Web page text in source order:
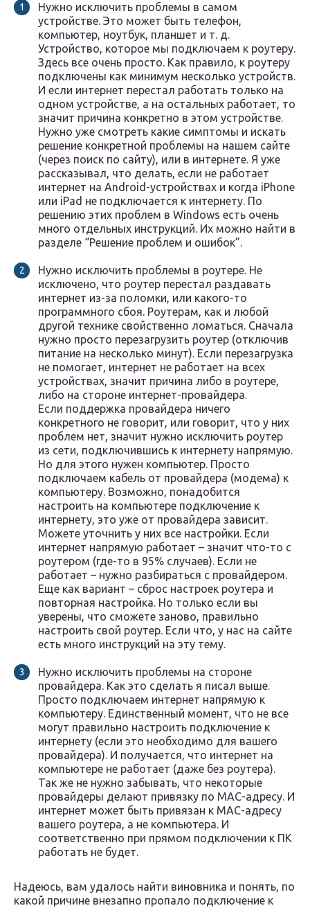
Нужно исключить проблемы в самом
устройстве. Это может быть телефон,
компьютер, ноутбук, планшет и т. д.
Устройство, которое мы подключаем к роутеру.
Здесь все очень просто. Как правило, к роутеру
подключены как минимум несколько устройств.
И если интернет перестал работать только на
одном устройстве, а на остальных работает, то
значит причина конкретно в этом устройстве.
Нужно уже смотреть какие симптомы и искать
решение конкретной проблемы на нашем сайте
(через поиск по сайту), или в интернете. Я уже
рассказывал, что делать, если не работает
интернет на Android-устройствах и когда iPhone
или iPad не подключается к интернету. По
решению этих проблем в Windows есть очень
много отдельных инструкций. Их можно найти в
разделе “Решение проблем и ошибок”.
Нужно исключить проблемы в роутере. Не
исключено, что роутер перестал раздавать
интернет из-за поломки, или какого-то
программного сбоя. Роутерам, как и любой
другой технике свойственно ломаться. Сначала
нужно просто перезагрузить роутер (отключив
питание на несколько минут). Если перезагрузка
не помогает, интернет не работает на всех
устройствах, значит причина либо в роутере,
либо на стороне интернет-провайдера.
Если поддержка провайдера ничего
конкретного не говорит, или говорит, что у них
проблем нет, значит нужно исключить роутер
из сети, подключившись к интернету напрямую.
Но для этого нужен компьютер. Просто
подключаем кабель от провайдера (модема) к
компьютеру. Возможно, понадобится
настроить на компьютере подключение к
интернету, это уже от провайдера зависит.
Можете уточнить у них все настройки. Если
интернет напрямую работает – значит что-то с
роутером (где-то в 95% случаев). Если не
работает – нужно разбираться с провайдером.
Еще как вариант – сброс настроек роутера и
повторная настройка. Но только если вы
уверены, что сможете заново, правильно
настроить свой роутер. Если что, у нас на сайте
есть много инструкций на эту тему.
Нужно исключить проблемы на стороне
провайдера. Как это сделать я писал выше.
Просто подключаем интернет напрямую к
компьютеру. Единственный момент, что не все
могут правильно настроить подключение к
интернету (если это необходимо для вашего
провайдера). И получается, что интернет на
компьютере не работает (даже без роутера).
Так же не нужно забывать, что некоторые
провайдеры делают привязку по MAC-адресу. И
интернет может быть привязан к MAC-адресу
вашего роутера, а не компьютера. И
соответственно при прямом подключении к ПК
работать не будет.
Надеюсь, вам удалось найти виновника и понять, по
какой причине внезапно пропало подключение к